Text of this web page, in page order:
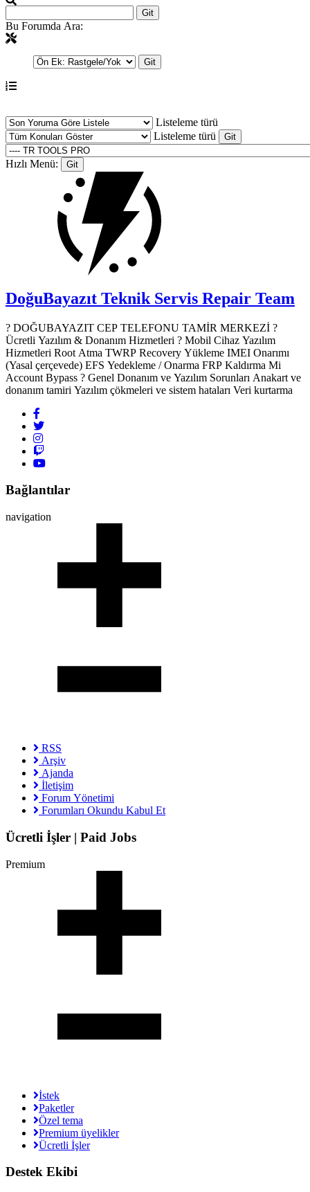
Bu Forumda Ara:
Listeleme türü
Listeleme türü
Hızlı Menü:
DoğuBayazıt Teknik Servis Repair Team
? DOĞUBAYAZIT CEP TELEFONU TAMİR MERKEZİ ?️
Ücretli Yazılım & Donanım Hizmetleri ? Mobil Cihaz Yazılım
Hizmetleri Root Atma TWRP Recovery Yükleme IMEI Onarımı
(Yasal çerçevede) EFS Yedekleme / Onarma FRP Kaldırma Mi
Account Bypass ? Genel Donanım ve Yazılım Sorunları Anakart ve
donanım tamiri Yazılım çökmeleri ve sistem hataları Veri kurtarma
Bağlantılar
navigation
RSS
Arşiv
Ajanda
İletişim
Forum Yönetimi
Forumları Okundu Kabul Et
Ücretli İşler | Paid Jobs
Premium
İstek
Paketler
Özel tema
Premium üyelikler
Ücretli İşler
Destek Ekibi